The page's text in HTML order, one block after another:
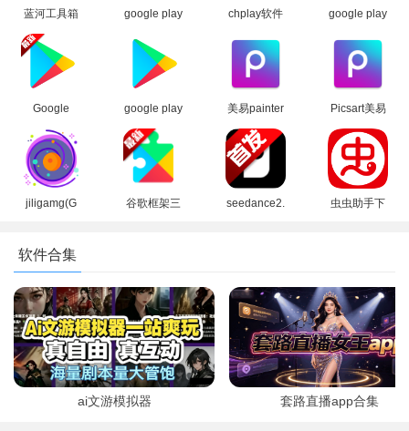
软件特色
轻量化运行，低配置也能流畅使用
依托云端AI算力，无需占用手机大量存储与内存，即使是中低
端安卓手机，也能流畅运行4K放大、高清生图等功能，避免因硬
件限制导致的卡顿、闪退，降低使用门槛。
角色一致性技术，解决创作核心痛点
行业领先的角色一致性算法，精准锁定角色核心特征，在多
裂”的常见问题，提升创作专业性与连贯性，尤其适合IP孵化、漫
免费+高效，性价比拉满
基础文生图、4K放大、角色一致性等核心功能免费使用，无
强制付费门槛，满足日常创作需求；
多轮迭代优化，创意精准落地
蓝河工具箱
官方下载
2026最新版
google play
方版
chplay软件
apk(Google
Play 商店)
google play
方安卓版
Google
店paypal下
载最新安卓
版
google play
商店应用
app最新版
本2026
美易painter
软件下载官
方正版
(Picsart)
Picsart美易
正版下载免
费版中文版
jiligamg(G
版2025
谷歌框架三
ay服务）
seedance2.
虫虫助手下
软件合集
ai文游模拟器 套路直播app合集